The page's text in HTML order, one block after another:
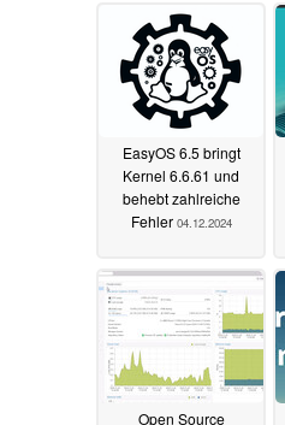
EasyOS 6.5 bringt
Kernel 6.6.61 und
behebt zahlreiche
Fehler 04.12.2024
Open Source